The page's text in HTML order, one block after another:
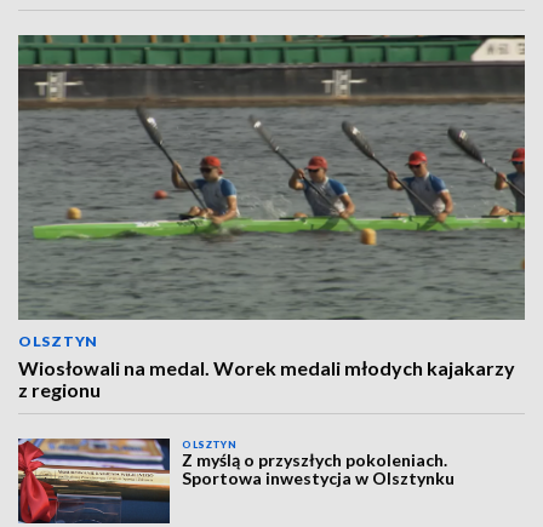
OLSZTYN
Wiosłowali na medal. Worek medali młodych kajakarzy
z regionu
OLSZTYN
Z myślą o przyszłych pokoleniach.
Sportowa inwestycja w Olsztynku